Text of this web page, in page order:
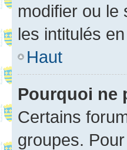
modifier ou le
les intitulés
Haut
Pourquoi ne
Certains
groupes.